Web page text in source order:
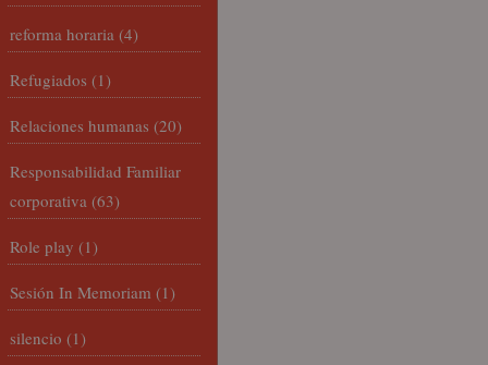
reforma horaria (4)
Refugiados (1)
Relaciones humanas (20)
Responsabilidad Familiar
corporativa (63)
Role play (1)
Sesión In Memoriam (1)
silencio (1)